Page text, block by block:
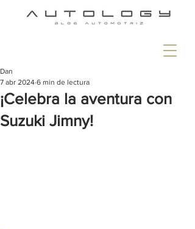
¡Celebra la aventura con
Suzuki Jimny!
Dan
7 abr 2024 6 min de lectura